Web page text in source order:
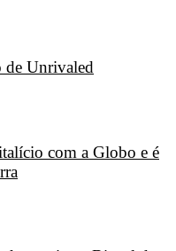
de Unrivaled
com a Globo e é